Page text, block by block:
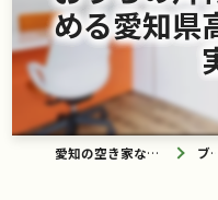
める愛知県
愛知の空き家なら買取ル de モッテコリン ブログ